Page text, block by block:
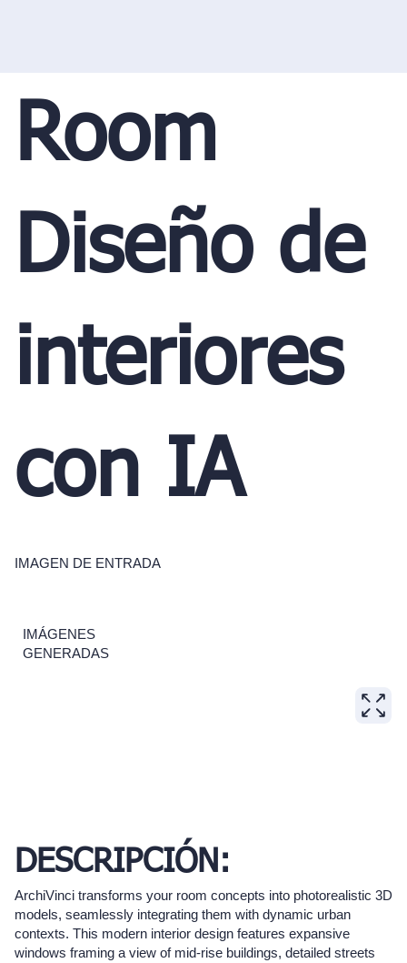
Room
Diseño de
interiores
con IA
IMAGEN DE ENTRADA
IMÁGENES
GENERADAS
DESCRIPCIÓN:
ArchiVinci transforms your room concepts into photorealistic 3D
models, seamlessly integrating them with dynamic urban
contexts. This modern interior design features expansive
windows framing a view of mid-rise buildings, detailed streets